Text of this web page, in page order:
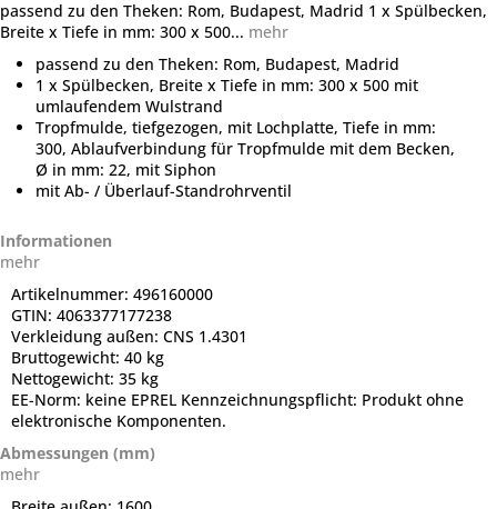
passend zu den Theken: Rom, Budapest, Madrid 1 x Spülbecken,
Breite x Tiefe in mm: 300 x 500... mehr
passend zu den Theken: Rom, Budapest, Madrid
1 x Spülbecken, Breite x Tiefe in mm: 300 x 500 mit
umlaufendem Wulstrand
Tropfmulde, tiefgezogen, mit Lochplatte, Tiefe in mm:
300, Ablaufverbindung für Tropfmulde mit dem Becken,
Ø in mm: 22, mit Siphon
mit Ab- / Überlauf-Standrohrventil
Informationen
mehr
Artikelnummer: 496160000
GTIN: 4063377177238
Verkleidung außen: CNS 1.4301
Bruttogewicht: 40 kg
Nettogewicht: 35 kg
EE-Norm: keine EPREL Kennzeichnungspflicht: Produkt ohne
elektronische Komponenten.
Abmessungen (mm)
mehr